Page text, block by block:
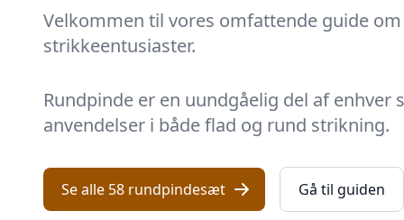
Velkommen til vores omfattende guide
strikkeentusiaster.
Rundpinde er en uundgåelig del af
anvendelser i både flad og rund strikning.
Se alle 58 rundpindesæt Gå til guiden